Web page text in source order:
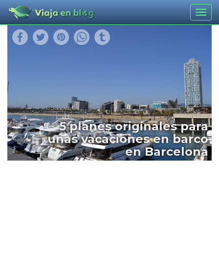
5 planes originales para
unas vacaciones en barco
en Barcelona